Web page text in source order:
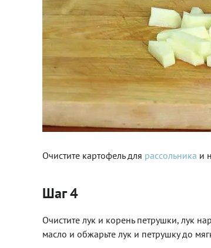
Очистите картофель для рассольника и
Шаг 4
Очистите лук и корень петрушки, лук
масло и обжарьте лук и петрушку до